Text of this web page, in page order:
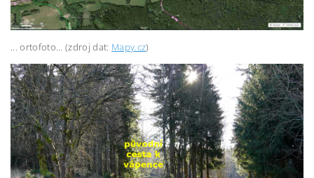
... ortofoto... (zdroj dat: Mapy.cz)